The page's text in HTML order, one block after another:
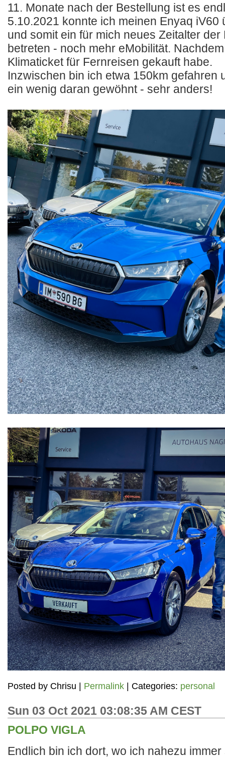
11. Monate nach der Bestellung ist es
5.10.2021 konnte ich meinen Enyaq iV60
und somit ein für mich neues Zeitalter der
betreten - noch mehr eMobilität.
Klimaticket für Fernreisen gekauft habe.
Inzwischen bin ich etwa 150km gefahren
ein wenig daran gewöhnt - sehr anders!
Posted by Chrisu | Permalink | Categories: personal
Sun 03 Oct 2021 03:08:35 AM CEST
POLPO VIGLA
Endlich bin ich dort, wo ich nahezu